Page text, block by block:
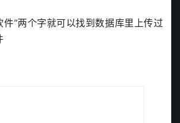
件”两个字就可以找到数据库里上传过